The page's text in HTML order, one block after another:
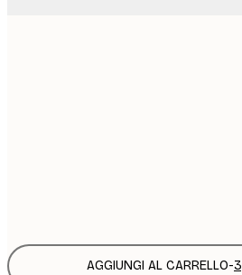
AGGIUNGI AL CARRELLO-